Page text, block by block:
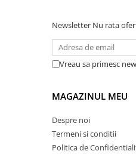
Newsletter Nu rata
Vreau sa primesc
MAGAZINUL MEU
Despre noi
Termeni si conditii
Politica de